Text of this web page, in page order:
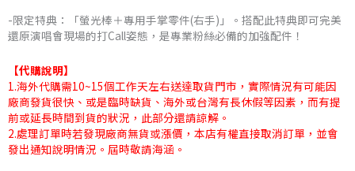
-限定特典：「螢光棒＋專用手掌零件(右手)」。搭配此特典即可完美
還原演唱會現場的打Call姿態，是專業粉絲必備的加強配件！
【代購說明】
1.海外代購需10~15個工作天左右送達取貨門市，實際情況有可能因
廠商發貨很快、或是臨時缺貨、海外或台灣有長休假等因素，而有提
前或延長時間到貨的狀況，此部分還請諒解。
2.處理訂單時若發現廠商無貨或漲價，本店有權直接取消訂單，並會
發出通知說明情況。屆時敬請海涵。